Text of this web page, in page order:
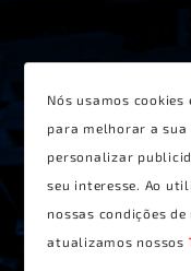
Nós usamos
para melhorar a sua
personalizar
seu interesse. Ao
nossas condições
atualizamos nossos